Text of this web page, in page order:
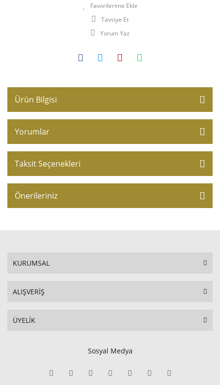
Tavsiye Et
Yorum Yaz
Ürün Bilgisi
Yorumlar
Taksit Seçenekleri
Önerileriniz
KURUMSAL
ALIŞVERİŞ
ÜYELİK
Sosyal Medya